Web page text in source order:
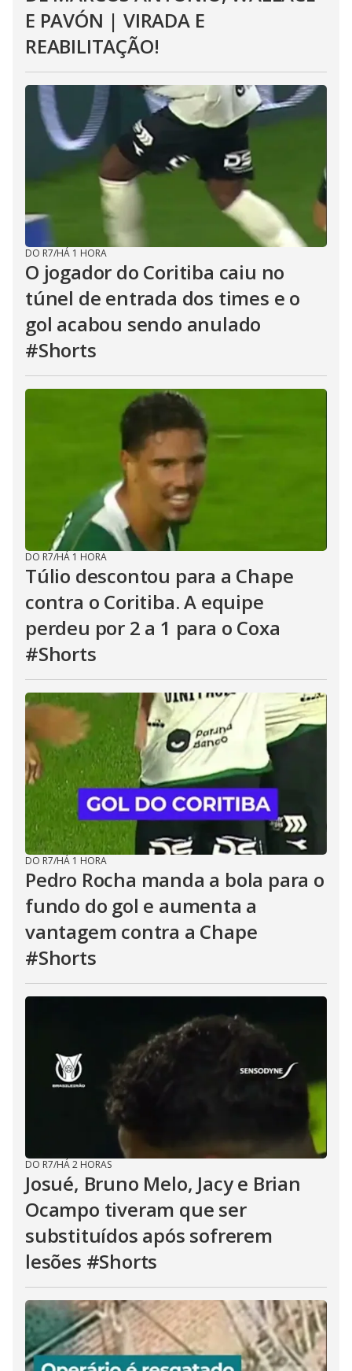
E PAVÓN | VIRADA E
REABILITAÇÃO!
DO R7/HÁ 1 HORA
O jogador do Coritiba caiu no
túnel de entrada dos times e o
gol acabou sendo anulado
#Shorts
DO R7/HÁ 1 HORA
Túlio descontou para a Chape
contra o Coritiba. A equipe
perdeu por 2 a 1 para o Coxa
#Shorts
DO R7/HÁ 1 HORA
Pedro Rocha manda a bola para o
fundo do gol e aumenta a
vantagem contra a Chape
#Shorts
DO R7/HÁ 2 HORAS
Josué, Bruno Melo, Jacy e Brian
Ocampo tiveram que ser
substituídos após sofrerem
lesões #Shorts